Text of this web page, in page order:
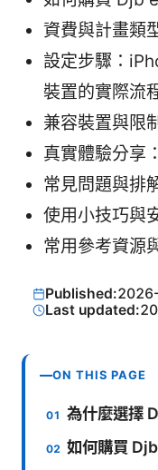
資費與計畫類
設定步驟：
裝置的實際流
兼容裝置與限
真實體驗分享
常見問題與排
使用小技巧與
常用參考資源
Published:
Last updated:
ON THIS PAGE
為什麼選擇
如何購買